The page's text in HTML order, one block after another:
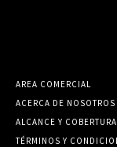
AREA COMERCIAL
ACERCA DE NOSOTROS
ALCANCE Y COBERTURA
TÉRMINOS Y